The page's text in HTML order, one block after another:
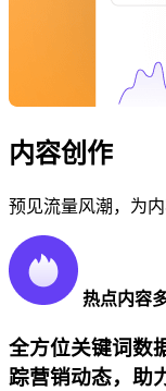
内容创作
预见流量风潮，为
热点内容
全方位关键词数
踪营销动态，助